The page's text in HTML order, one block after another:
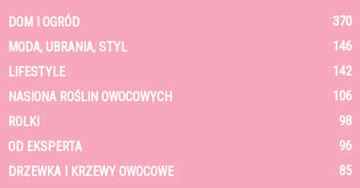
DOM I OGRÓD
370
MODA, UBRANIA, STYL
146
LIFESTYLE
142
NASIONA ROŚLIN OWOCOWYCH
106
ROLKI
98
OD EKSPERTA
96
DRZEWKA I KRZEWY OWOCOWE
85